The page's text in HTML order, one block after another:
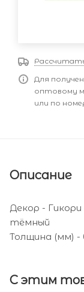
Для
оптовому
или по
Описание
Декор -
тёмный
Толщина (мм) -
С этим